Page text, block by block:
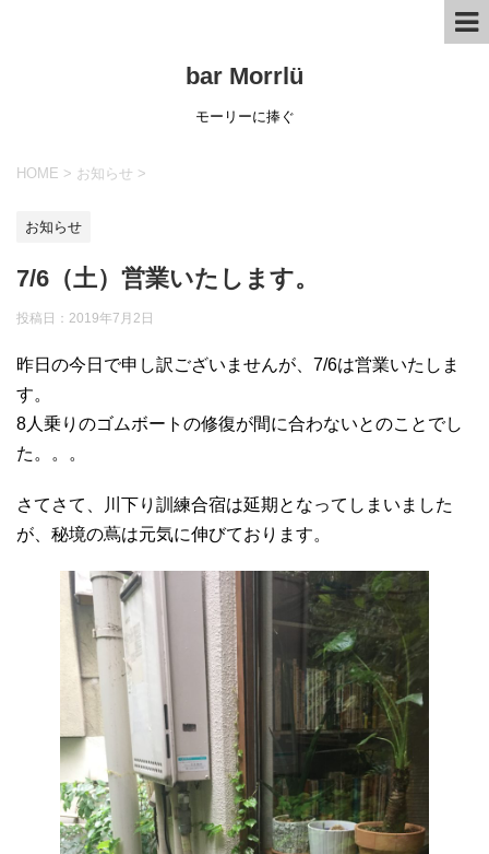
bar Morrlü
モーリーに捧ぐ
HOME > お知らせ >
お知らせ
7/6（土）営業いたします。
投稿日： 2019年7月2日
昨日の今日で申し訳ございませんが、7/6は営業いたしま
す。
8人乗りのゴムボートの修復が間に合わないとのことでし
た。。。
さてさて、川下り訓練合宿は延期となってしまいました
が、秘境の蔦は元気に伸びております。